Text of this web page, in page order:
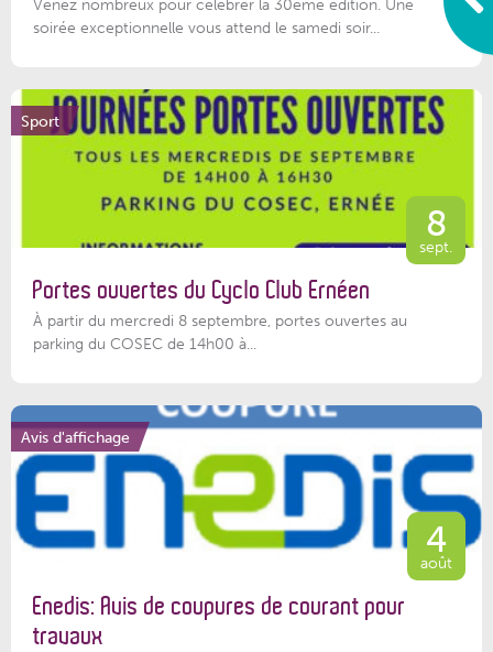
Venez nombreux pour célébrer la 30ème édition. Une
soirée exceptionnelle vous attend le samedi soir...
Sport
8
sept.
Portes ouvertes du Cyclo Club Ernéen
À partir du mercredi 8 septembre, portes ouvertes au
parking du COSEC de 14h00 à...
Avis d'affichage
4
août
Enedis: Avis de coupures de courant pour
travaux